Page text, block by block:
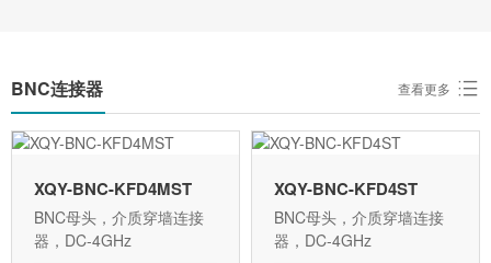
BNC连接器 查看更多
XQY-BNC-KFD4MST
BNC母头，介质穿墙连接
器，DC-4GHz
XQY-BNC-KFD4ST
BNC母头，介质穿墙连接
器，DC-4GHz